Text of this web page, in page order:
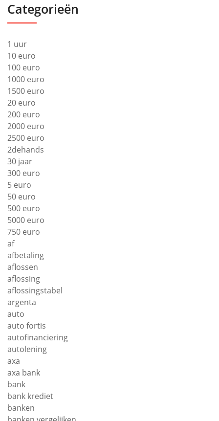
Categorieën
1 uur
10 euro
100 euro
1000 euro
1500 euro
20 euro
200 euro
2000 euro
2500 euro
2dehands
30 jaar
300 euro
5 euro
50 euro
500 euro
5000 euro
750 euro
af
afbetaling
aflossen
aflossing
aflossingstabel
argenta
auto
auto fortis
autofinanciering
autolening
axa
axa bank
bank
bank krediet
banken